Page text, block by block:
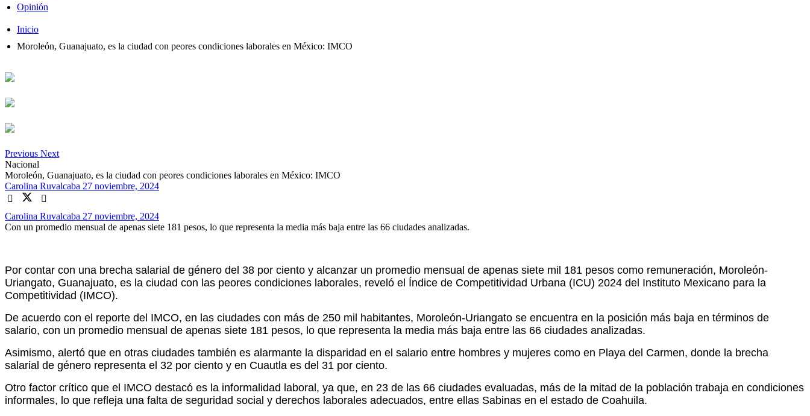
Opinión
Inicio
Moroleón, Guanajuato, es la ciudad con peores condiciones laborales en México: IMCO
Previous Next
Nacional
Moroleón, Guanajuato, es la ciudad con peores condiciones laborales en México: IMCO
Carolina Ruvalcaba 27 noviembre, 2024
Carolina Ruvalcaba 27 noviembre, 2024
Con un promedio mensual de apenas siete 181 pesos, lo que representa la media más baja entre las 66 ciudades analizadas.
Por contar con una brecha salarial de género del 38 por ciento y alcanzar un promedio mensual de apenas siete mil 181 pesos como remuneración, Moroleón-
Uriangato, Guanajuato, es la ciudad con las peores condiciones laborales, reveló el Índice de Competitividad Urbana (ICU) 2024 del Instituto Mexicano para la
Competitividad (IMCO).
De acuerdo con el reporte del IMCO, en las ciudades con más de 250 mil habitantes, Moroleón-Uriangato se encuentra en la posición más baja en términos de
salario, con un promedio mensual de apenas siete 181 pesos, lo que representa la media más baja entre las 66 ciudades analizadas.
Asimismo, alertó que en otras ciudades también es alarmante la disparidad en el salario entre hombres y mujeres como en Playa del Carmen, donde la brecha
salarial de género representa el 32 por ciento y en Cuautla es del 31 por ciento.
Otro factor crítico que el IMCO destacó es la informalidad laboral, ya que, en 23 de las 66 ciudades evaluadas, más de la mitad de la población trabaja en condiciones
informales, lo que refleja una falta de seguridad social y derechos laborales adecuados, entre ellas Sabinas en el estado de Coahuila.